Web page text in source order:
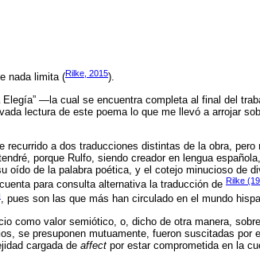
nada limita (Rilke, 2015).
Elegía” —la cual se encuentra completa al final del
lectura de este poema lo que me llevó a arrojar
recurrido a dos traducciones distintas de la obra,
porque Rulfo, siendo creador en lengua
oído de la palabra poética, y el cotejo minucioso de
para consulta alternativa la traducción de Rilke
, pues son las que más han circulado en el mundo
como valor semiótico, o, dicho de otra manera,
se presuponen mutuamente, fueron suscitadas por
cargada de affect por estar comprometida en la